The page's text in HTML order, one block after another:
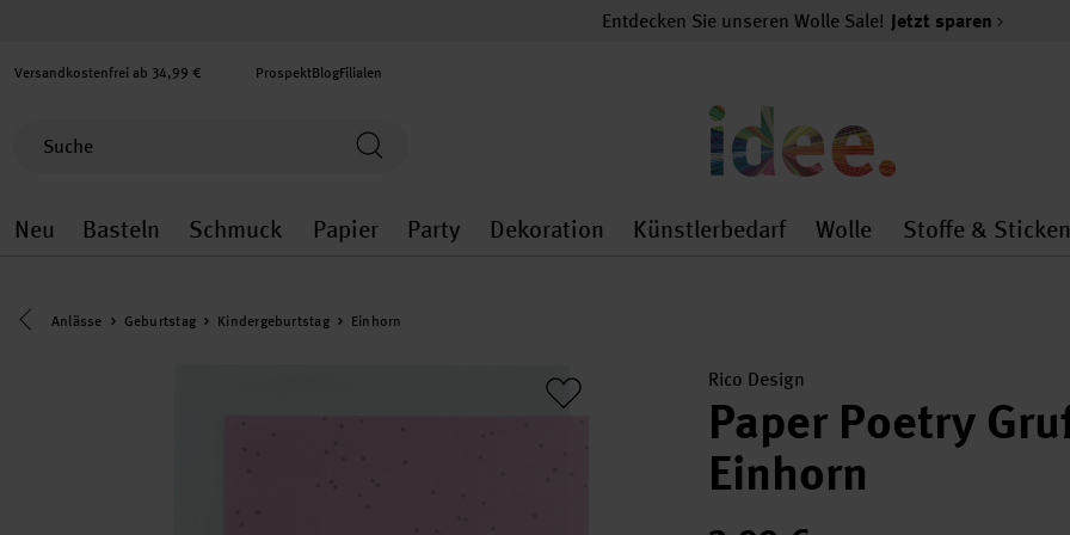
Entdecken Sie unseren Wolle Sale! Jetzt sparen
Versandkostenfrei ab 34,99 € ProspektBlogFilialen
Neu
Neu general.openMenu
Basteln
Basteln general.openMenu
Schmuck
Schmuck general.openMenu
Papier
Papier general.openMenu
Party
Party general.openMenu
Dekoration
Dekoration general.openMenu
Künstlerbedarf
Künstlerbedarf
Wolle
Wolle
Stoffe & Sticken
Eine Kategorie zurück navigieren
Anlässe Geburtstag Kindergeburtstag Einhorn
Rico Design
Paper Poetry
Einhorn